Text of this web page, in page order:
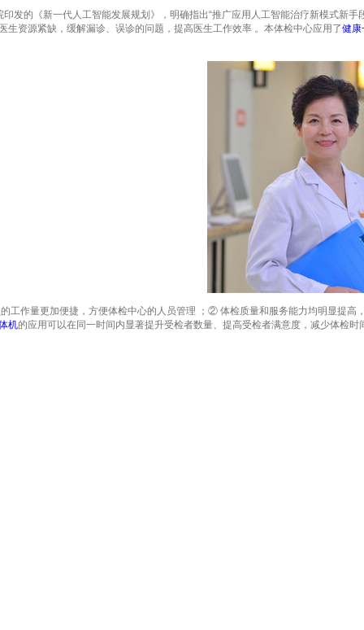
的《新一代人工智能发展规划》，明确指出“推广应用人工智能治疗新模式新手
生资源紧缺，缓解漏诊、误诊的问题，提高医生工作效率 。本体检中心应用了健康
量更加便捷，方便体检中心的人员管理 ；② 体检质量和服务能力均明显提高
机的应用可以在同一时间内显著提升受检者数量、提高受检者满意度，减少体检